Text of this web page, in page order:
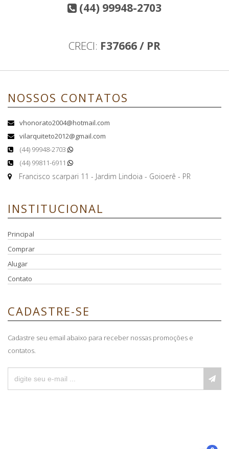
(44) 99948-2703
CRECI: F37666 / PR
NOSSOS CONTATOS
vhonorato2004@hotmail.com
vilarquiteto2012@gmail.com
(44) 99948-2703
(44) 99811-6911
Francisco scarpari 11 - Jardim Lindoia - Goioerê - PR
INSTITUCIONAL
Principal
Comprar
Alugar
Contato
CADASTRE-SE
Cadastre seu email abaixo para receber nossas promoções e
contatos.